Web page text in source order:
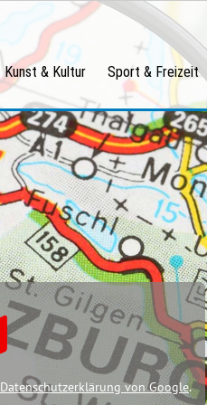
Kunst & Kultur Sport & Freizeit
Datenschutzerklärung von Google.